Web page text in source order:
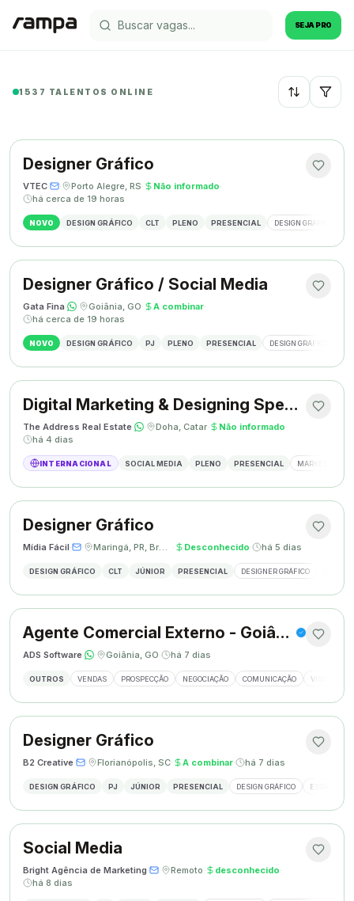
SEJA PRO
1537 TALENTOS ONLINE Recentes
Designer Gráfico
VTEC· · Porto Alegre, RS· Não informado·
há cerca de 19 horas
NOVO DESIGN GRÁFICO CLT PLENO PRESENCIAL DESIGN GRÁFICO
Designer Gráfico / Social Media
Gata Fina· · Goiânia, GO· A combinar·
há cerca de 19 horas
NOVO DESIGN GRÁFICO PJ PLENO PRESENCIAL DESIGN GRÁFICO
Digital Marketing & Designing Specialist
The Address Real Estate· · Doha, Catar· Não informado·
há 4 dias
INTERNACIONAL SOCIAL MEDIA PLENO PRESENCIAL MARKETING
Designer Gráfico
Mídia Fácil· · Maringá, PR, Brasil · Desconhecido· há 5 dias
DESIGN GRÁFICO CLT JÚNIOR PRESENCIAL DESIGNER GRÁFICO
Agente Comercial Externo - Goiânia
ADS Software· · Goiânia, GO· há 7 dias
OUTROS VENDAS PROSPECÇÃO NEGOCIAÇÃO COMUNICAÇÃO VISITAS
Designer Gráfico
B2 Creative· · Florianópolis, SC· A combinar· há 7 dias
DESIGN GRÁFICO PJ JÚNIOR PRESENCIAL DESIGN GRÁFICO ESTÁGIO
Social Media
Bright Agência de Marketing· · Remoto· desconhecido·
há 8 dias